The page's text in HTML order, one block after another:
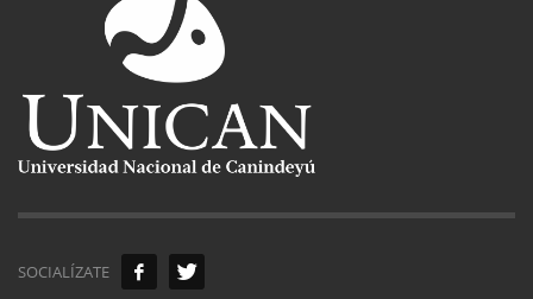
SOCIALÍZATE